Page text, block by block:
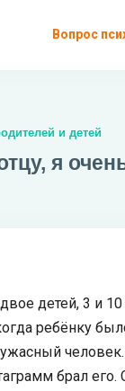
Вопрос
и детей
я
детей, 3 и
ребёнку
брал его.